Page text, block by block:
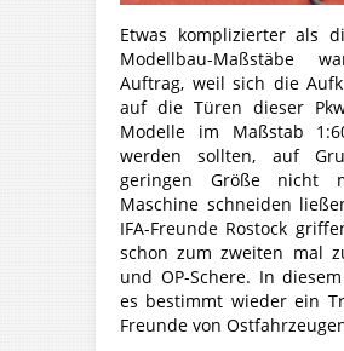
Etwas komplizierter als
Modellbau-Maßstäbe
Auftrag, weil sich die
auf die Türen dieser
Modelle im Maßstab
werden sollten, auf
geringen Größe nicht
Maschine schneiden
IFA-Freunde Rostock
schon zum zweiten mal
und OP-Schere. In
es bestimmt wieder ein
Freunde von